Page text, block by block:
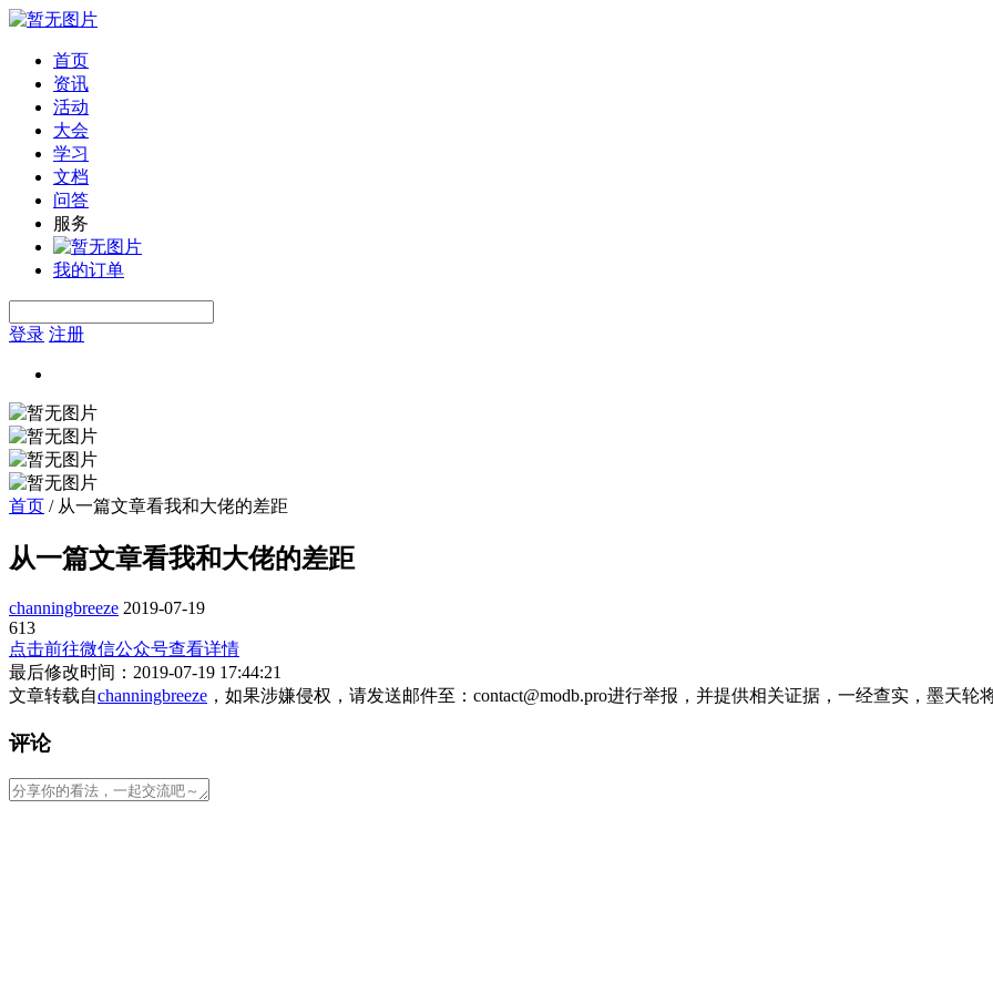
首页
资讯
活动
大会
学习
文档
问答
服务
我的订单
登录 注册
首页 / 从一篇文章看我和大佬的差距
从一篇文章看我和大佬的差距
channingbreeze 2019-07-19
613
点击前往微信公众号查看详情
最后修改时间：2019-07-19 17:44:21
文章转载自channingbreeze ，如果涉嫌侵权，请发送邮件至：contact@modb.pro进行举报，并提供相关证据，一经查实，墨天轮
评论